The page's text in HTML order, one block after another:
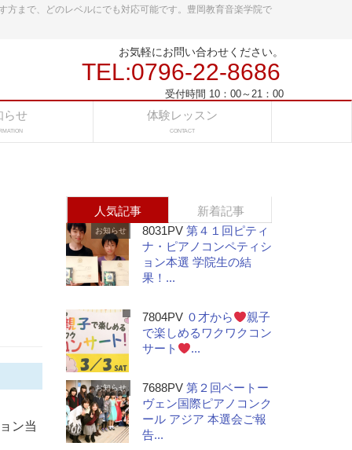
まで、どのレベルにでも対応可能です。豊岡教育音楽学院で
お気軽にお問い合わせください。
TEL:0796-22-8686
受付時間 10：00～21：00
らせ 体験レッスン
CONTACT
ン当
人気記事 新着記事
お知らせ 8031PV 第４１回ピティ
ナ・ピアノコンペティシ
ョン本選 学院生の結
果！...
7804PV ０才から
親子
で楽しめるワクワクコン
サート
...
お知らせ 7688PV 第２回ベートー
ヴェン国際ピアノコンク
ール アジア 本選会ご報
告...